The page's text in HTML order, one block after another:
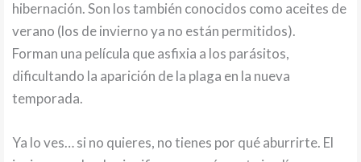
hibernación. Son los también conocidos como aceites de
verano (los de invierno ya no están permitidos).
Forman una película que asfixia a los parásitos,
dificultando la aparición de la plaga en la nueva
temporada.
Ya lo ves… si no quieres, no tienes por qué aburrirte. El